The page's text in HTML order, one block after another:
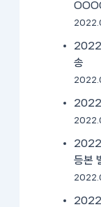
송
등본